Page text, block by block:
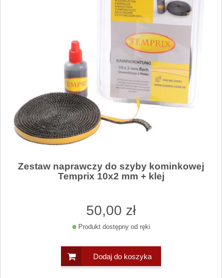
Zestaw naprawczy do szyby kominkowej
Temprix 10x2 mm + klej
50,00 zł
Produkt dostępny od ręki
Dodaj do koszyka